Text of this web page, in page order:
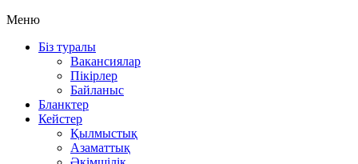
Меню
Біз туралы
Вакансиялар
Пікірлер
Байланыс
Бланктер
Кейстер
Қылмыстық
Азаматтық